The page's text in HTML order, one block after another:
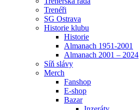
Trenéři
SG Ostrava
Historie klubu
Historie
Almanach 1951-2001
Almanach 2001 – 2024
Síň slávy
Merch
Fanshop
E-shop
Bazar